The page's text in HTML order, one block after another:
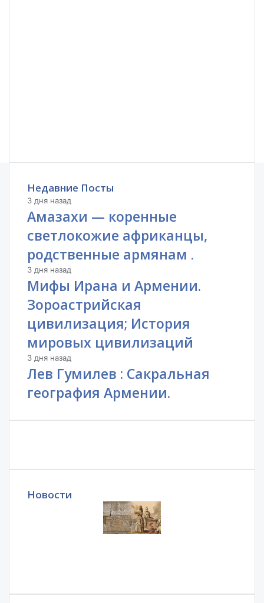
Недавние Посты
3 дня назад
Амазахи — коренные
светлокожие африканцы,
родственные армянам .
3 дня назад
Мифы Ирана и Армении.
Зороастрийская
цивилизация; История
мировых цивилизаций
3 дня назад
Лев Гумилев : Сакральная
география Армении.
Новости